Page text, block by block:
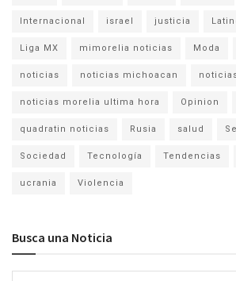
Internacional israel justicia
Liga MX mimorelia noticias Moda
noticias noticias michoacan
noticias morelia ultima hora Opinion
quadratin noticias Rusia salud
Sociedad Tecnología Tendencias
ucrania Violencia
Busca una Noticia